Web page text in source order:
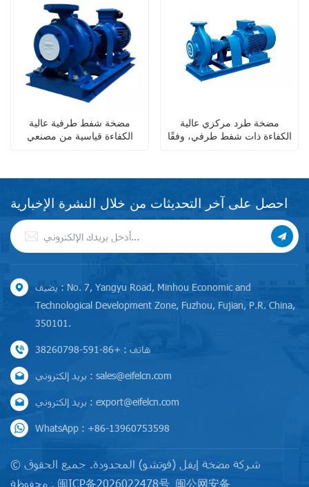
مضخة شفط طرفية عالية
الكفاءة قياسية من مصنعي
مضخة طرد مركزي عالية
الكفاءة ذات شفط طرفي، وفقًا
احصل على آخر التحديثات من خلال النشرة الإخبارية
يضيف : No. 7, Yangyu Road, Minhou Economic and
Technological Development Zone, Fuzhou, Fujian, P.R. China,
350101.
هاتف : +86-591-38260798
بريد إلكتروني : sales@eifelcn.com
بريد إلكتروني : export@eifelcn.com
WhatsApp : +86-13960753598
© شركة مضخة إيفل (فوتشو) المحدودة. جميع الحقوق
محفوظة . 闽ICP备2026022478号 闽公网安备